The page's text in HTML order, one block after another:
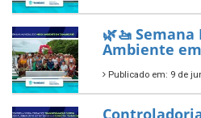
novos
fortalecer a
município.
Publicado em: 10 de